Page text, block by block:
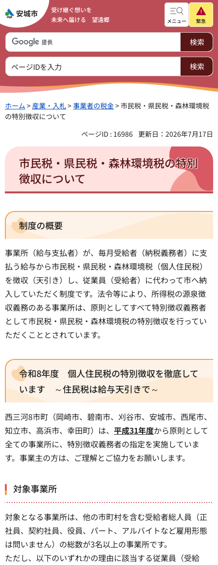
受け継ぐ想いを
未来へ届ける 望遠郷
メニュー 緊急
ホーム >産業・入札>事業者の税金> 市民税・県民税・森林環境税
の特別徴収について
ページID : 16986 更新日：2026年7月17日
市民税・県民税・森林環境税の特別
徴収について
制度の概要
事業所（給与支払者）が、毎月受給者（納税義務者）に支
払う給与から市民税・県民税・森林環境税（個人住民税）
を徴収（天引き）し、従業員（受給者）に代わって市へ納
入していただく制度です。法令等により、所得税の源泉徴
収義務のある事業所は、原則としてすべて特別徴収義務者
として市民税・県民税・森林環境税の特別徴収を行ってい
ただくこととされています。
令和8年度 個人住民税の特別徴収を徹底して
います ～住民税は給与天引きで～
西三河8市町（岡崎市、碧南市、刈谷市、安城市、西尾市、
知立市、高浜市、幸田町）は、 平成31年度から原則として
全ての事業所に、特別徴収義務者の指定を実施していま
す。事業主の方は、ご理解とご協力をお願いします。
対象事業所
対象となる事業所は、他の市町村を含む受給者総人員（正
社員、契約社員、役員、パート、アルバイトなど雇用形態
は問いません）の総数が3名以上の事業所です。
ただし、以下のいずれかの理由に該当する従業員（受給